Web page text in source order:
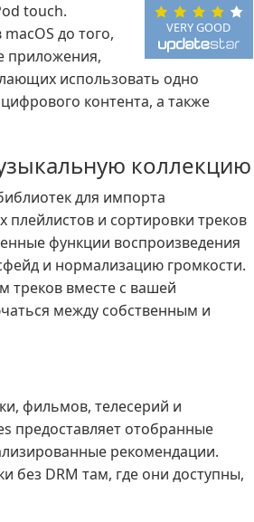
VERY GOOD
touch.
до того,
приложения,
использовать одно
контента, а также
коллекцию
для импорта
и сортировки треков
функции воспроизведения
и нормализацию громкости.
треков вместе с вашей
между собственным и
фильмов, телесерий и
предоставляет отобранные
рекомендации.
без DRM там, где они доступны,